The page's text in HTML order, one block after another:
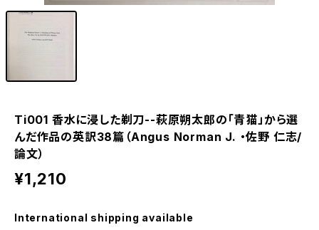
Ti001 香水に浸した剃刀--萩原朔太郎の「青猫」から選
んだ作品の英訳38篇（Angus Norman J. ・佐野 仁志/
論文）
¥1,210
International shipping available